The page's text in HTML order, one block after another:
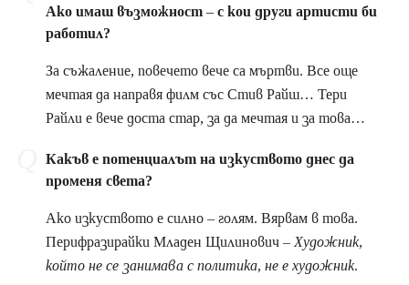
Ако имаш възможност – с кои други артисти би
работил?
За съжаление, повечето вече са мъртви. Все още
мечтая да направя филм със Стив Райш… Тери
Райли е вече доста стар, за да мечтая и за това…
Какъв е потенциалът на изкуството днес да
променя света?
Ако изкуството е силно – голям. Вярвам в това.
Перифразирайки Младен Щилинович –Художник,
който не се занимава с политика, не е художник.